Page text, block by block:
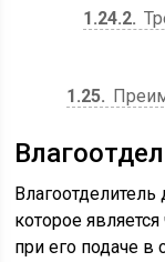
1.24.2
1.25
которое
при его подаче